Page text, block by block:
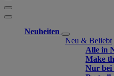
Neuheiten
Neu & Beliebt
Alle in
Make
Nur bei